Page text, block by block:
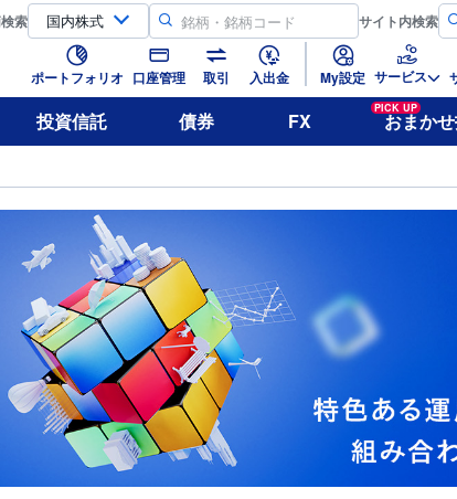
検索 サイト内検索
ポートフォリオ 口座管理 取引 入出金 My設定 サービス
投資信託 債券 FX
PICK UP
おまか